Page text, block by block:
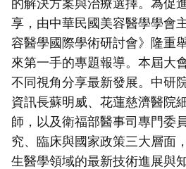
的解決方案與治療選擇。為促
享，由中華民國美容醫學學會
容醫學國際學術研討會》隆重
來第一手的專題報導。本屆大
不同視角分享最新發展。中研
資訊長蘇明威、花蓮慈濟醫院
師，以及衛福部醫事司專門委
究、臨床與國家政策三大層面
生醫學領域的最新技術進展與